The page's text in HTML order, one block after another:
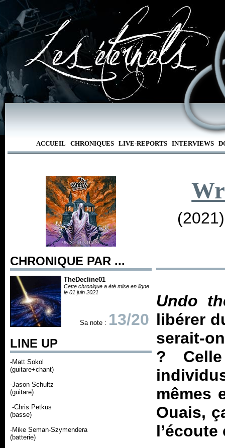
ACCUEIL CHRONIQUES LIVE-REPORTS INTERVIEWS
CHRONIQUE PAR ...
TheDecline01
Cette chronique a été mise en ligne
le 01 juin 2021
Sa note : 13/20
LINE UP
-Matt Sokol
(guitare+chant)
-Jason Schultz
(guitare)
-Chris Petkus
(basse)
-Mike Seman-Szymendera
(batterie)
Undo
libérer
serait-
?
mêmes
Ouais,